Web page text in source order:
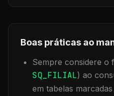
Boas práticas ao
Sempre considere o
SQ_FILIAL) ao
em tabelas